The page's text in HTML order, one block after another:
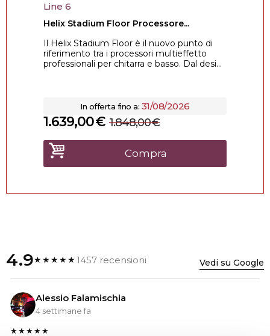
Line 6
Helix Stadium Floor Processore...
Il Helix Stadium Floor è il nuovo punto di
riferimento tra i processori multieffetto
professionali per chitarra e basso. Dal desi...
In offerta fino a: 31/08/2026
€
1.639,00 €
1.848,00
Compra
4.9★★★★★1457 recensioni Vedi su Google
Alessio Falamischia
4 settimane fa
★★★★★